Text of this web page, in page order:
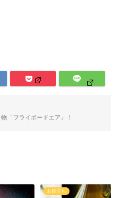
「フライボードエア」！
お役立ち